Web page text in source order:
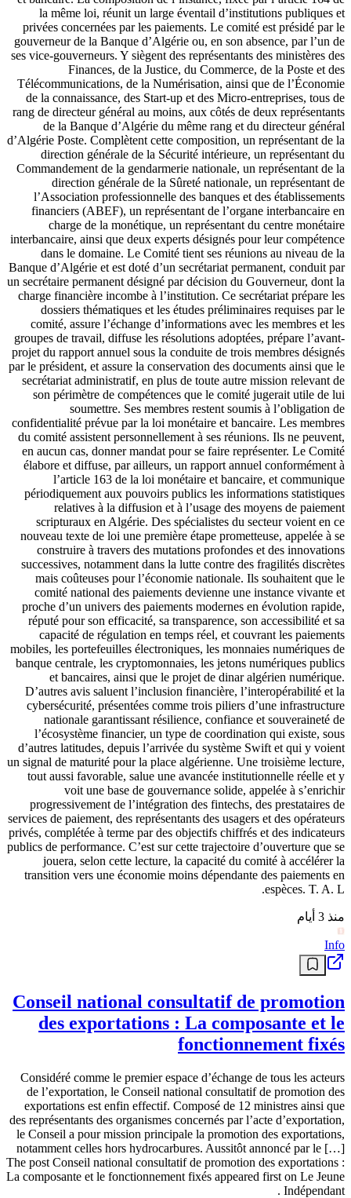
la même loi, réunit un large éventail d’institutions publiques et
privées concernées par les paiements. Le comité est présidé par le
gouverneur de la Banque d’Algérie ou, en son absence, par l’un de
ses vice-gouverneurs. Y siègent des représentants des ministères des
Finances, de la Justice, du Commerce, de la Poste et des
Télécommunications, de la Numérisation, ainsi que de l’Économie
de la connaissance, des Start-up et des Micro-entreprises, tous de
rang de directeur général au moins, aux côtés de deux représentants
de la Banque d’Algérie du même rang et du directeur général
d’Algérie Poste. Complètent cette composition, un représentant de la
direction générale de la Sécurité intérieure, un représentant du
Commandement de la gendarmerie nationale, un représentant de la
direction générale de la Sûreté nationale, un représentant de
l’Association professionnelle des banques et des établissements
financiers (ABEF), un représentant de l’organe interbancaire en
charge de la monétique, un représentant du centre monétaire
interbancaire, ainsi que deux experts désignés pour leur compétence
dans le domaine. Le Comité tient ses réunions au niveau de la
Banque d’Algérie et est doté d’un secrétariat permanent, conduit par
un secrétaire permanent désigné par décision du Gouverneur, dont la
charge financière incombe à l’institution. Ce secrétariat prépare les
dossiers thématiques et les études préliminaires requises par le
comité, assure l’échange d’informations avec les membres et les
groupes de travail, diffuse les résolutions adoptées, prépare l’avant-
projet du rapport annuel sous la conduite de trois membres désignés
par le président, et assure la conservation des documents ainsi que le
secrétariat administratif, en plus de toute autre mission relevant de
son périmètre de compétences que le comité jugerait utile de lui
soumettre. Ses membres restent soumis à l’obligation de
confidentialité prévue par la loi monétaire et bancaire. Les membres
du comité assistent personnellement à ses réunions. Ils ne peuvent,
en aucun cas, donner mandat pour se faire représenter. Le Comité
élabore et diffuse, par ailleurs, un rapport annuel conformément à
l’article 163 de la loi monétaire et bancaire, et communique
périodiquement aux pouvoirs publics les informations statistiques
relatives à la diffusion et à l’usage des moyens de paiement
scripturaux en Algérie. Des spécialistes du secteur voient en ce
nouveau texte de loi une première étape prometteuse, appelée à se
construire à travers des mutations profondes et des innovations
successives, notamment dans la lutte contre des fragilités discrètes
mais coûteuses pour l’économie nationale. Ils souhaitent que le
comité national des paiements devienne une instance vivante et
proche d’un univers des paiements modernes en évolution rapide,
réputé pour son efficacité, sa transparence, son accessibilité et sa
capacité de régulation en temps réel, et couvrant les paiements
mobiles, les portefeuilles électroniques, les monnaies numériques de
banque centrale, les cryptomonnaies, les jetons numériques publics
et bancaires, ainsi que le projet de dinar algérien numérique.
D’autres avis saluent l’inclusion financière, l’interopérabilité et la
cybersécurité, présentées comme trois piliers d’une infrastructure
nationale garantissant résilience, confiance et souveraineté de
l’écosystème financier, un type de coordination qui existe, sous
d’autres latitudes, depuis l’arrivée du système Swift et qui y voient
un signal de maturité pour la place algérienne. Une troisième lecture,
tout aussi favorable, salue une avancée institutionnelle réelle et y
voit une base de gouvernance solide, appelée à s’enrichir
progressivement de l’intégration des fintechs, des prestataires de
services de paiement, des représentants des usagers et des opérateurs
privés, complétée à terme par des objectifs chiffrés et des indicateurs
publics de performance. C’est sur cette trajectoire d’ouverture que se
jouera, selon cette lecture, la capacité du comité à accélérer la
transition vers une économie moins dépendante des paiements en
espèces. T. A. L.
منذ 3 أيام
Info
Conseil national consultatif de promotion
des exportations : La composante et le
fonctionnement fixés
Considéré comme le premier espace d’échange de tous les acteurs
de l’exportation, le Conseil national consultatif de promotion des
exportations est enfin effectif. Composé de 12 ministres ainsi que
des représentants des organismes concernés par l’acte d’exportation,
le Conseil a pour mission principale la promotion des exportations,
notamment celles hors hydrocarbures. Aussitôt annoncé par le […]
The post Conseil national consultatif de promotion des exportations :
La composante et le fonctionnement fixés appeared first on Le Jeune
Indépendant .